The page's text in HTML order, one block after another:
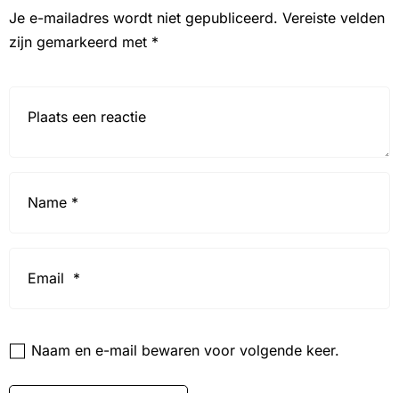
Je e-mailadres wordt niet gepubliceerd. Vereiste velden
zijn gemarkeerd met *
Naam en e-mail bewaren voor volgende keer.